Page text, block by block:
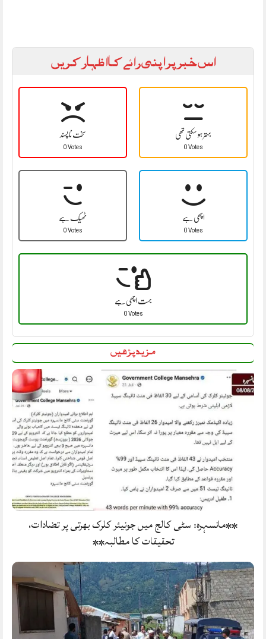
اس خبر پر اپنی رائے کا اظہار کریں
سخت نا پسند
0 Votes
بہتر ہو سکتی تھی
0 Votes
ٹھیک ہے
0 Votes
اچھی ہے
0 Votes
بہت اچھی ہے
0 Votes
مزید پڑھیں
**مانسہرہ: سٹی کالج میں جونیئر کلرک بھرتی پر تضادات،
تحقیقات کا مطالبہ**